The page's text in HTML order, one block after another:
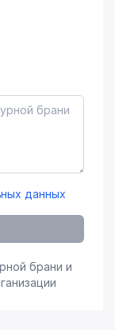
данных
брани и